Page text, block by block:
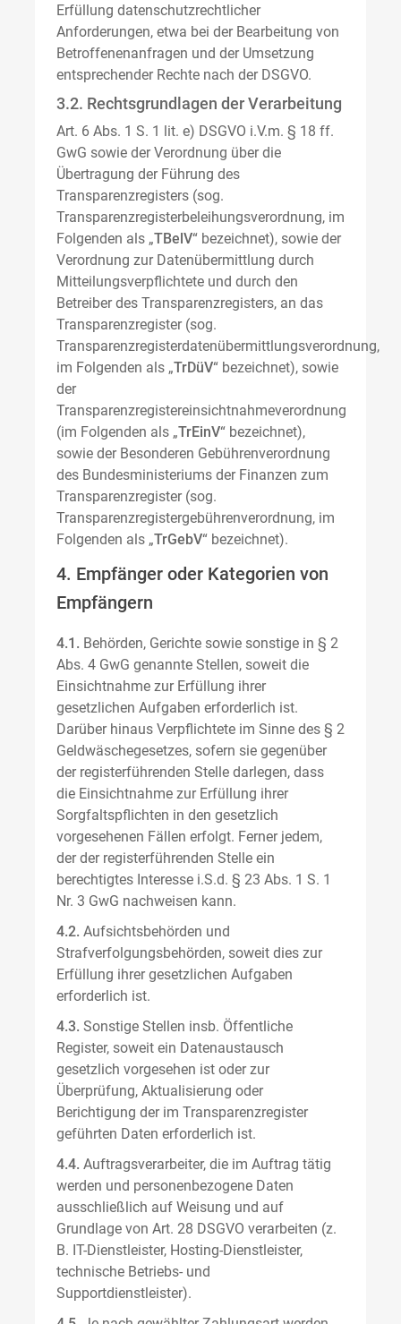
Erfüllung datenschutzrechtlicher
Anforderungen, etwa bei der Bearbeitung von
Betroffenenanfragen und der Umsetzung
entsprechender Rechte nach der DSGVO.
3.2. Rechtsgrundlagen der Verarbeitung
Art. 6 Abs. 1 S. 1 lit. e) DSGVO i.V.m. § 18 ff.
GwG sowie der Verordnung über die
Übertragung der Führung des
Transparenzregisters (sog.
Transparenzregisterbeleihungsverordnung, im
Folgenden als „TBelV“ bezeichnet), sowie der
Verordnung zur Datenübermittlung durch
Mitteilungsverpflichtete und durch den
Betreiber des Transparenzregisters, an das
Transparenzregister (sog.
Transparenzregisterdatenübermittlungsverordnung,
im Folgenden als „TrDüV“ bezeichnet), sowie
der
Transparenzregistereinsichtnahmeverordnung
(im Folgenden als „TrEinV“ bezeichnet),
sowie der Besonderen Gebührenverordnung
des Bundesministeriums der Finanzen zum
Transparenzregister (sog.
Transparenzregistergebührenverordnung, im
Folgenden als „TrGebV“ bezeichnet).
4. Empfänger oder Kategorien von
Empfängern
4.1. Behörden, Gerichte sowie sonstige in § 2
Abs. 4 GwG genannte Stellen, soweit die
Einsichtnahme zur Erfüllung ihrer
gesetzlichen Aufgaben erforderlich ist.
Darüber hinaus Verpflichtete im Sinne des § 2
Geldwäschegesetzes, sofern sie gegenüber
der registerführenden Stelle darlegen, dass
die Einsichtnahme zur Erfüllung ihrer
Sorgfaltspflichten in den gesetzlich
vorgesehenen Fällen erfolgt. Ferner jedem,
der der registerführenden Stelle ein
berechtigtes Interesse i.S.d. § 23 Abs. 1 S. 1
Nr. 3 GwG nachweisen kann.
4.2. Aufsichtsbehörden und
Strafverfolgungsbehörden, soweit dies zur
Erfüllung ihrer gesetzlichen Aufgaben
erforderlich ist.
4.3. Sonstige Stellen insb. Öffentliche
Register, soweit ein Datenaustausch
gesetzlich vorgesehen ist oder zur
Überprüfung, Aktualisierung oder
Berichtigung der im Transparenzregister
geführten Daten erforderlich ist.
4.4. Auftragsverarbeiter, die im Auftrag tätig
werden und personenbezogene Daten
ausschließlich auf Weisung und auf
Grundlage von Art. 28 DSGVO verarbeiten (z.
B. IT-Dienstleister, Hosting-Dienstleister,
technische Betriebs- und
Supportdienstleister).